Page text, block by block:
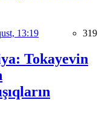
13:19 319
Tokayevin